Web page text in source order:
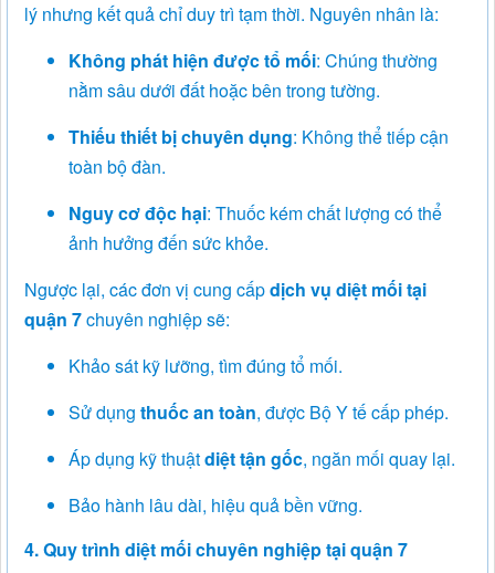
lý nhưng kết quả chỉ duy trì tạm thời. Nguyên nhân là:
Không phát hiện được tổ mối: Chúng thường
nằm sâu dưới đất hoặc bên trong tường.
Thiếu thiết bị chuyên dụng: Không thể tiếp cận
toàn bộ đàn.
Nguy cơ độc hại: Thuốc kém chất lượng có thể
ảnh hưởng đến sức khỏe.
Ngược lại, các đơn vị cung cấpdịch vụ diệt mối tại
quận 7chuyên nghiệp sẽ:
Khảo sát kỹ lưỡng, tìm đúng tổ mối.
Sử dụng thuốc an toàn, được Bộ Y tế cấp phép.
Áp dụng kỹ thuậtdiệt tận gốc, ngăn mối quay lại.
Bảo hành lâu dài, hiệu quả bền vững.
4. Quy trình diệt mối chuyên nghiệp tại quận 7